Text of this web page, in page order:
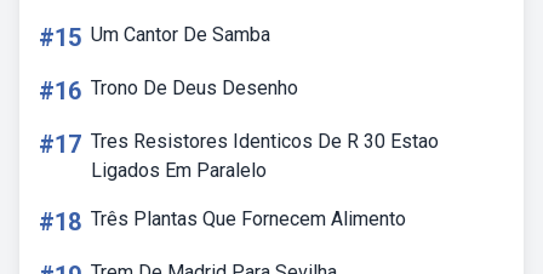
#15 Um Cantor De Samba
#16 Trono De Deus Desenho
#17 Tres Resistores Identicos De R 30 Estao
Ligados Em Paralelo
#18 Três Plantas Que Fornecem Alimento